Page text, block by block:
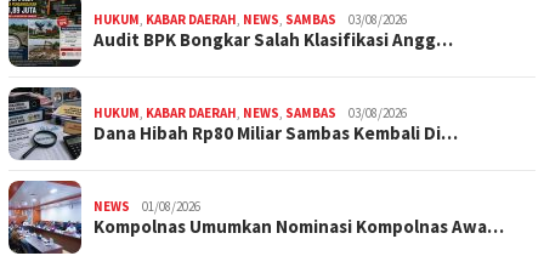
HUKUM KABAR DAERAH NEWS SAMBAS 03/08/2026
Audit BPK Bongkar Salah Klasifikasi Angg…
HUKUM KABAR DAERAH NEWS SAMBAS 03/08/2026
Dana Hibah Rp80 Miliar Sambas Kembali Di…
NEWS 01/08/2026
Kompolnas Umumkan Nominasi Kompolnas Awa…